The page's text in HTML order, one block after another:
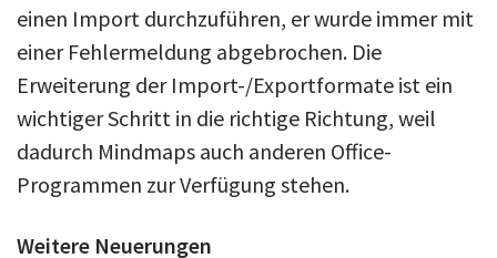
einen Import durchzuführen, er wurde immer mit
einer Fehlermeldung abgebrochen. Die
Erweiterung der Import-/Exportformate ist ein
wichtiger Schritt in die richtige Richtung, weil
dadurch Mindmaps auch anderen Office-
Programmen zur Verfügung stehen.
Weitere Neuerungen